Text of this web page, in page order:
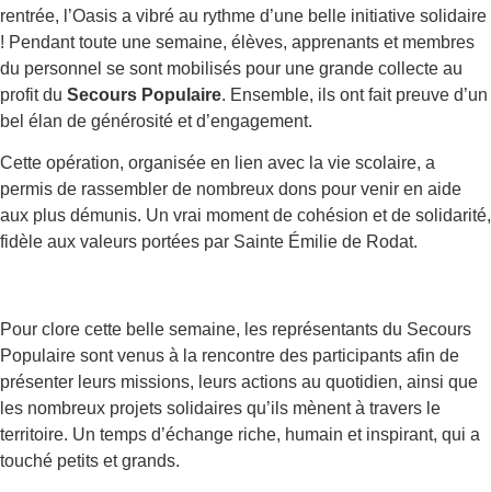
rentrée, l’Oasis a vibré au rythme d’une belle initiative solidaire
! Pendant toute une semaine, élèves, apprenants et membres
du personnel se sont mobilisés pour une grande collecte au
profit du Secours Populaire. Ensemble, ils ont fait preuve d’un
bel élan de générosité et d’engagement.
Cette opération, organisée en lien avec la vie scolaire, a
permis de rassembler de nombreux dons pour venir en aide
aux plus démunis. Un vrai moment de cohésion et de solidarité,
fidèle aux valeurs portées par Sainte Émilie de Rodat.
Pour clore cette belle semaine, les représentants du Secours
Populaire sont venus à la rencontre des participants afin de
présenter leurs missions, leurs actions au quotidien, ainsi que
les nombreux projets solidaires qu’ils mènent à travers le
territoire. Un temps d’échange riche, humain et inspirant, qui a
touché petits et grands.